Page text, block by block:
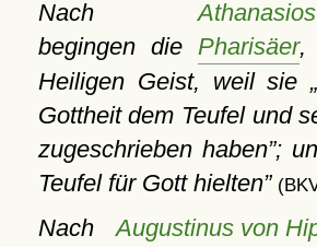
Nach
begingen die Pharisäer,
Heiligen Geist, weil sie
Gottheit dem Teufel und
zugeschrieben haben ;
Teufel für Gott hielten
NachAugustinus von